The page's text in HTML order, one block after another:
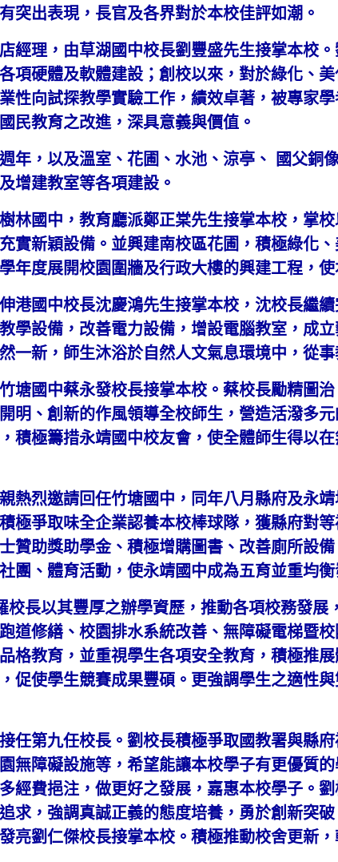
突出表現，長官及各界對於本校佳評如潮。
經理，由草湖國中校長劉豐盛先生接掌本校
項硬體及軟體建設；創校以來，對於綠化、
性向試探教學實驗工作，績效卓著，被專家
民教育之改進，深具意義與價值。
年，以及溫室、花圃、水池、涼亭、 國父銅
增建教室等各項建設。
林國中，教育廳派鄭正棠先生接掌本校，掌
實新穎設備。並興建南校區花圃，積極綠化
年度展開校園圍牆及行政大樓的興建工程，
港國中校長沈慶鴻先生接掌本校，沈校長繼
學設備，改善電力設備，增設電腦教室，成
一新，師生沐浴於自然人文氣息環境中，從
塘國中蔡永發校長接掌本校。蔡校長勵精圖
明、創新的作風領導全校師生，營造活潑多
積極籌措永靖國中校友會，使全體師生得以
熱烈邀請回任竹塘國中，同年八月縣府及永
極爭取味全企業認養本校棒球隊，獲縣府對
贊助獎助學金、積極增購圖書、改善廁所設
團、體育活動，使永靖國中成為五育並重均衡
長以其豐厚之辦學資歷，推動各項校務發
道修繕、校園排水系統改善、無障礙電梯暨
格教育，並重視學生各項安全教育，積極推
促使學生競賽成果豐碩。更強調學生之適性
任第九任校長。劉校長積極爭取國教署與縣
無障礙設施等，希望能讓本校學子有更優質
經費挹注，做更好之發展，嘉惠本校學子。
求，強調真誠正義的態度培養，勇於創新突
亮劉仁傑校長接掌本校。積極推動校舍更新